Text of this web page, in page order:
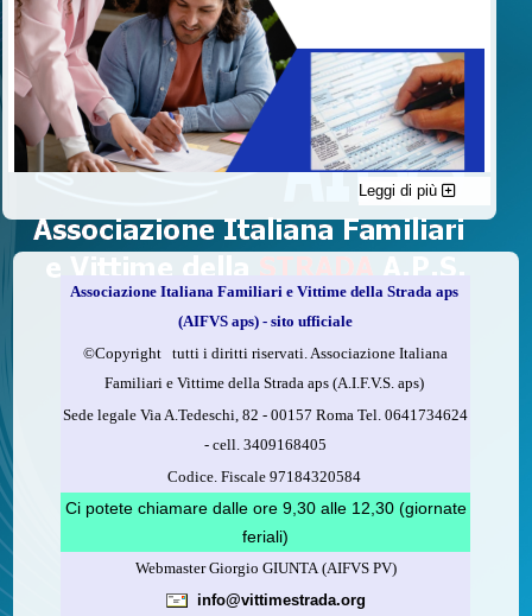
C'è un modo di contribuire alle attività dell’A.I.F.V.S. a favore
delle vittime della strada e per dare giustizia ai superstiti ed ai
loro familiari che non costa nulla: devolvere il 5 per mille della
propria dichiarazione dei redditi all’A.I.F.V.S.
Compila la scheda CUD o del modello 730.
Firma nel riquadro indicato come “Sostegno delle
organizzazioni non lucrative di utilità sociale, delle associazioni
Indica nel riquadro il codice fiscale dell’A.I.F.V.S.:
97184320584
Leggi come fare
Leggi di più
Associazione Italiana Familiari e Vittime della Strada aps
(AIFVS aps) - sito ufficiale
©​Copyright tutti i diritti riservati. Associazione Italiana
Familiari e Vittime della Strada aps (A.I.F.V.S. aps)
Sede legale Via A.Tedeschi, 82 - 00157 Roma Tel. 0641734624
-cell.3409168405
Codice. Fiscale 97184320584
Ci potete chiamare dalle ore 9,30 alle 12,30 (giornate
feriali)
Webmaster Giorgio GIUNTA (AIFVS PV)
info@vittimestrada.org